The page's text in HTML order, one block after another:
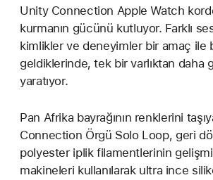
Unity Connection Apple Watch
kurmanın gücünü kutluyor. Farklı
kimlikler ve deneyimler bir amaç ile
geldiklerinde, tek bir varlıktan daha
yaratıyor.
Pan Afrika bayrağının renklerini
Connection Örgü Solo Loop, geri
polyester iplik filamentlerinin
makineleri kullanılarak ultra ince